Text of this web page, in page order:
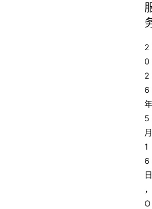
2
0
2
6
年
5
月
1
6
日
，
O